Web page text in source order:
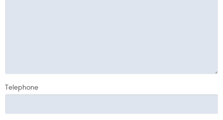
Telephone